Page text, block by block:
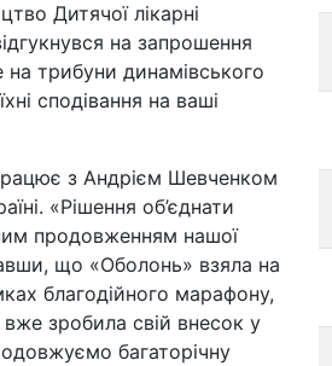
Дитячої лікарні
на запрошення
на трибуни динамівського
сподівання на ваші
з Андрієм Шевченком
«Рішення об’єднати
продовженням нашої
що «Оболонь» взяла на
благодійного марафону,
зробила свій внесок у
багаторічну